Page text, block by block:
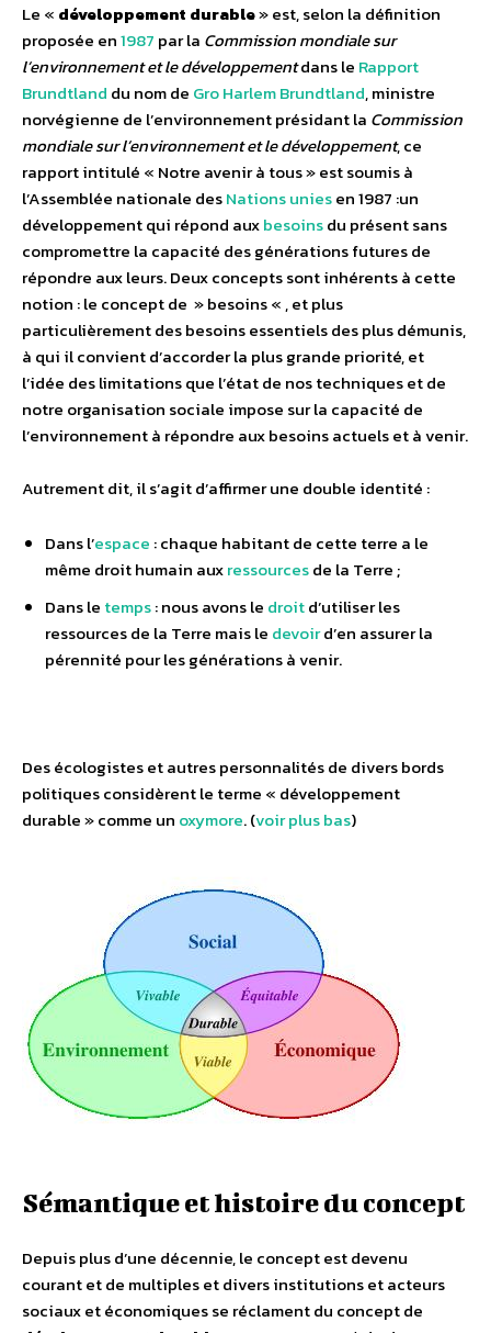
Le « développement durable» est, selon la définition
proposée en1987 par la Commission mondiale sur
l’environnement et le développementdans le Rapport
Brundtland du nom de Gro Harlem Brundtland, ministre
norvégienne de l’environnement présidant la Commission
mondiale sur l’environnement et le développement, ce
rapport intitulé « Notre avenir à tous » est soumis à
l’Assemblée nationale desNations uniesen 1987 :un
développement qui répond auxbesoinsdu présent sans
compromettre la capacité des générations futures de
répondre aux leurs. Deux concepts sont inhérents à cette
notion : le concept de » besoins « , et plus
particulièrement des besoins essentiels des plus démunis,
à qui il convient d’accorder la plus grande priorité, et
l’idée des limitations que l’état de nos techniques et de
notre organisation sociale impose sur la capacité de
l’environnement à répondre aux besoins actuels et à venir.
Autrement dit, il s’agit d’affirmer une double identité :
Dans l’espace : chaque habitant de cette terre a le
même droit humain auxressourcesde la Terre ;
Dans le temps: nous avons le droitd’utiliser les
ressources de la Terre mais le devoird’en assurer la
pérennité pour les générations à venir.
Des écologistes et autres personnalités de divers bords
politiques considèrent le terme « développement
durable » comme un oxymore. (voir plus bas)
Sémantique et histoire du concept
Depuis plus d’une décennie, le concept est devenu
courant et de multiples et divers institutions et acteurs
sociaux et économiques se réclament du concept de